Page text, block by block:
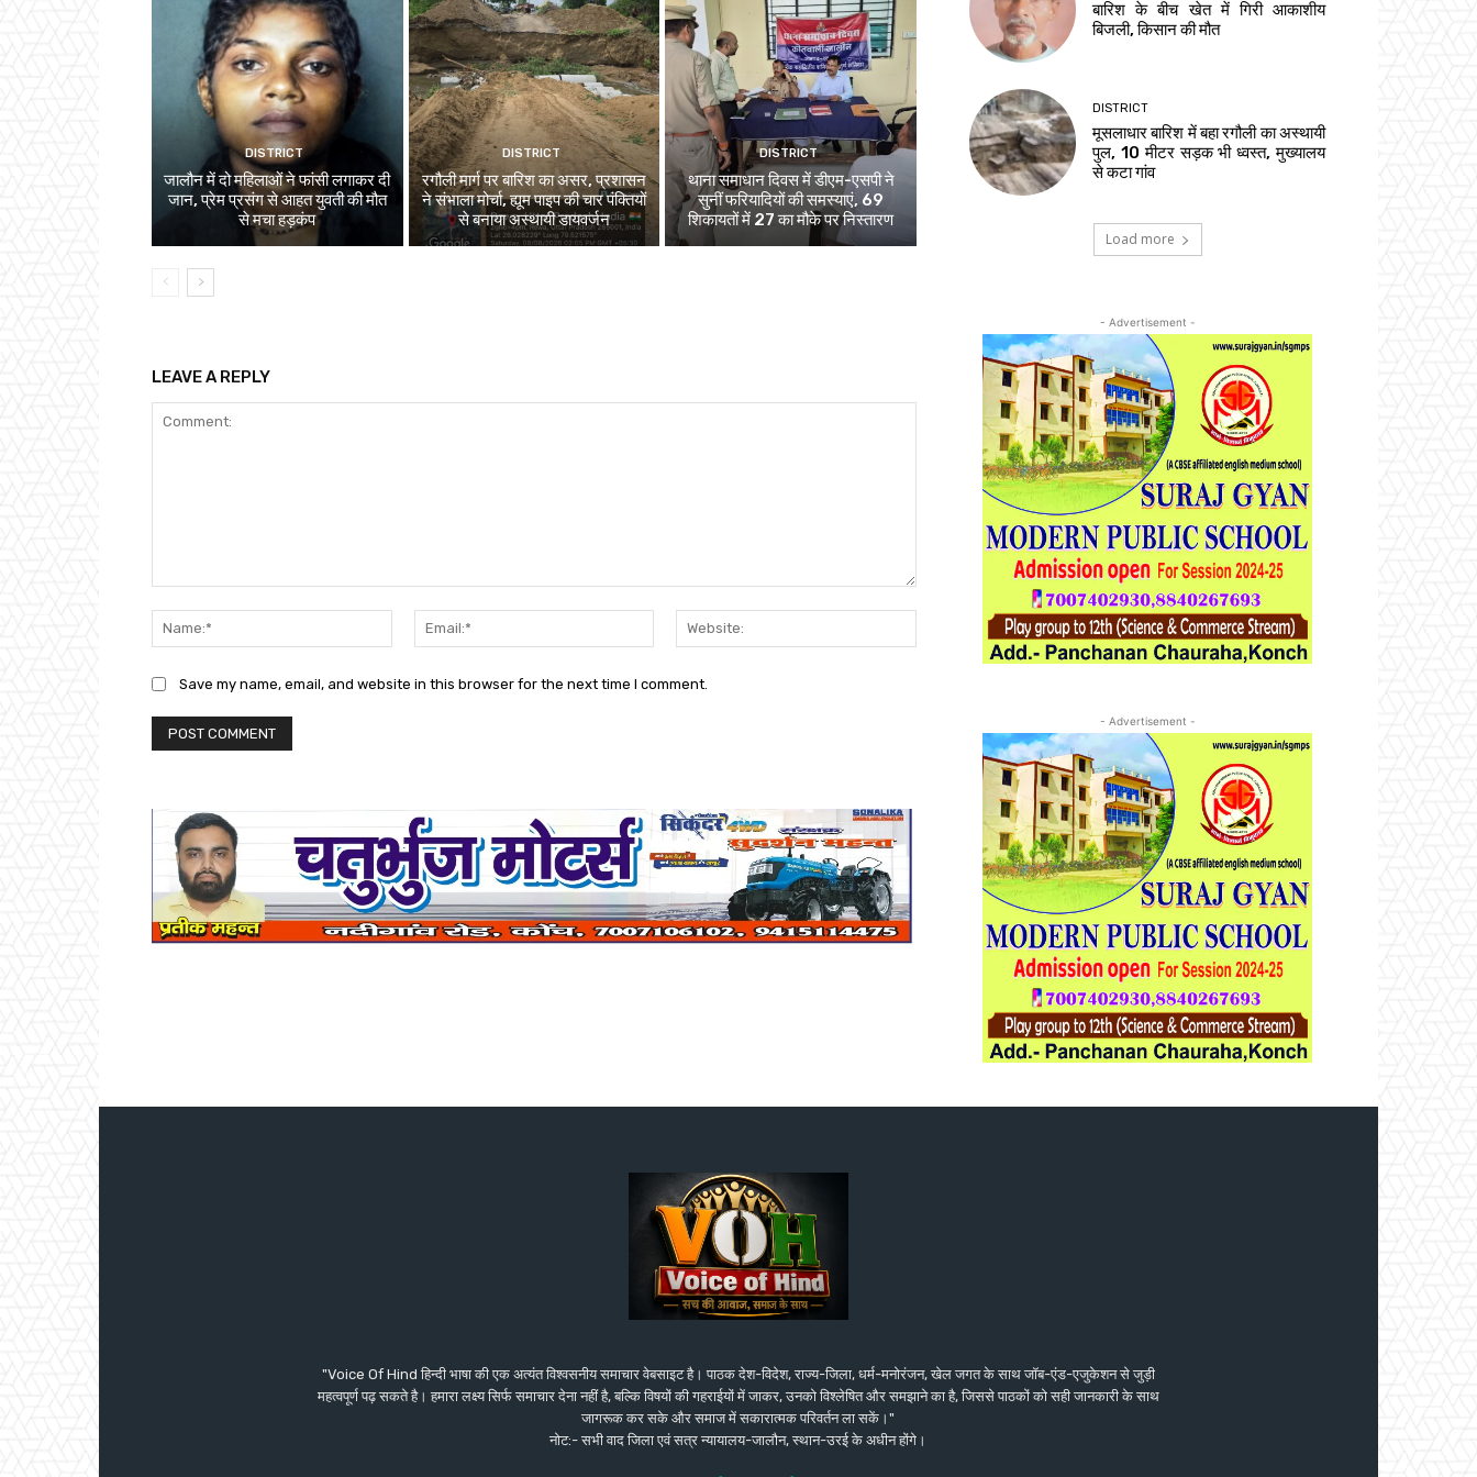
DISTRICT
जालौन में दो महिलाओं ने फांसी लगाकर दी
जान, प्रेम प्रसंग से आहत युवती की मौत
से मचा हड़कंप
DISTRICT
रगौली मार्ग पर बारिश का असर, प्रशासन
ने संभाला मोर्चा, ह्यूम पाइप की चार पंक्तियों
से बनाया अस्थायी डायवर्जन
DISTRICT
थाना समाधान दिवस में डीएम-एसपी ने
सुनीं फरियादियों की समस्याएं, 69
शिकायतों में 27 का मौके पर निस्तारण
LEAVE A REPLY
Name:*
Email:*
Save my name, email, and website in this browser for the next time I comment.
बारिश के बीच खेत में गिरी आकाशीय
बिजली, किसान की मौत
DISTRICT
मूसलाधार बारिश में बहा रगौली का अस्थायी
पुल, 10 मीटर सड़क भी ध्वस्त, मुख्यालय
से कटा गांव
Load more
- Advertisement -
- Advertisement -
"Voice Of Hind हिन्दी भाषा की एक अत्यंत विश्वसनीय समाचार वेबसाइट है। पाठक देश-विदेश, राज्य-जिला, धर्म-मनोरंजन, खेल जगत के साथ जॉब-एंड-एजुकेशन से जुड़ी
महत्वपूर्ण पढ़ सकते है। हमारा लक्ष्य सिर्फ समाचार देना नहीं है, बल्कि विषयों की गहराईयों में जाकर, उनको विश्लेषित और समझाने का है, जिससे पाठकों को सही जानकारी के साथ
जागरूक कर सके और समाज में सकारात्मक परिवर्तन ला सकें।"
नोट:- सभी वाद जिला एवं सत्र न्यायालय-जालौन, स्थान-उरई के अधीन होंगे।